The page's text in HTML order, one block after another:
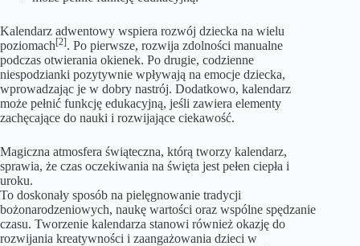
Kalendarz adwentowy wspiera rozwój dziecka na wielu
poziomach[2]. Po pierwsze, rozwija zdolności manualne
podczas otwierania okienek. Po drugie, codzienne
niespodzianki pozytywnie wpływają na emocje dziecka,
wprowadzając je w dobry nastrój. Dodatkowo, kalendarz
może pełnić funkcję edukacyjną, jeśli zawiera elementy
zachęcające do nauki i rozwijające ciekawość.
Magiczna atmosfera świąteczna, którą tworzy kalendarz,
sprawia, że czas oczekiwania na święta jest pełen ciepła i
uroku.
To doskonały sposób na pielęgnowanie tradycji
bożonarodzeniowych, naukę wartości oraz wspólne spędzanie
czasu. Tworzenie kalendarza stanowi również okazję do
rozwijania kreatywności i zaangażowania dzieci w